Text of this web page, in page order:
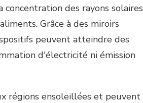
des rayons solaires
Grâce à des miroirs
peuvent atteindre des
d'électricité ni émission
régions ensoleillées et peuvent